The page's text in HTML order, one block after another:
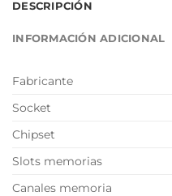
DESCRIPCIÓN
INFORMACIÓN ADICIONAL
Fabricante
Socket
Chipset
Slots memorias
Canales memoria